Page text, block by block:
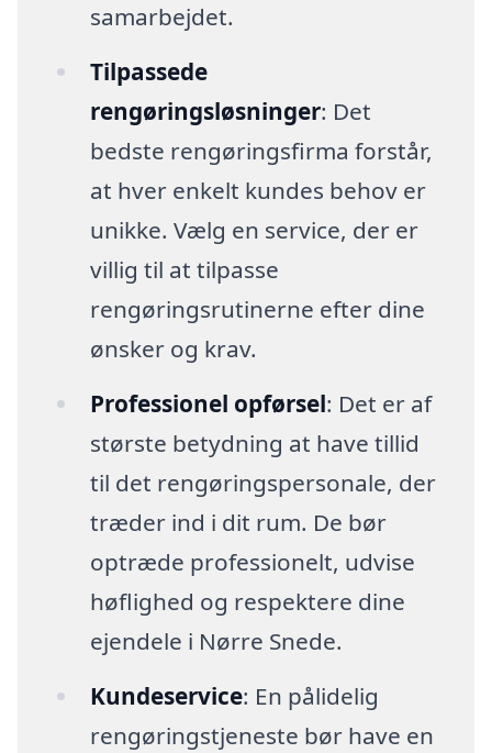
samarbejdet.
Tilpassede
rengøringsløsninger: Det
bedste rengøringsfirma forstår,
at hver enkelt kundes behov er
unikke. Vælg en service, der er
villig til at tilpasse
rengøringsrutinerne efter dine
ønsker og krav.
Professionel opførsel: Det er af
største betydning at have tillid
til det rengøringspersonale, der
træder ind i dit rum. De bør
optræde professionelt, udvise
høflighed og respektere dine
ejendele i Nørre Snede.
Kundeservice: En pålidelig
rengøringstjeneste bør have en